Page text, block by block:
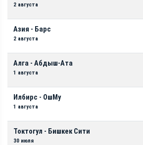
2 августа
Азия - Барс
2 августа
Алга - Абдыш-Ата
1 августа
Илбирс - ОшМу
1 августа
Токтогул - Бишкек Сити
30 июля